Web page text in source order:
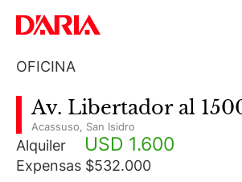
OFICINA
Av. Libertador al
Acassuso San Isidro
Alquiler USD 1.600
Expensas $532.000